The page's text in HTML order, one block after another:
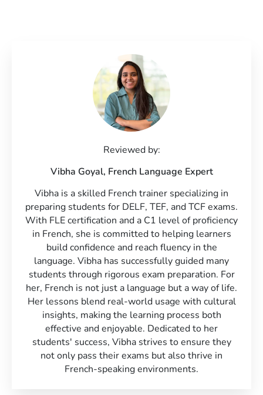
Reviewed by:
Vibha Goyal, French Language Expert
Vibha is a skilled French trainer specializing in
preparing students for DELF, TEF, and TCF exams.
With FLE certification and a C1 level of proficiency
in French, she is committed to helping learners
build confidence and reach fluency in the
language. Vibha has successfully guided many
students through rigorous exam preparation. For
her, French is not just a language but a way of life.
Her lessons blend real-world usage with cultural
insights, making the learning process both
effective and enjoyable. Dedicated to her
students' success, Vibha strives to ensure they
not only pass their exams but also thrive in
French-speaking environments.